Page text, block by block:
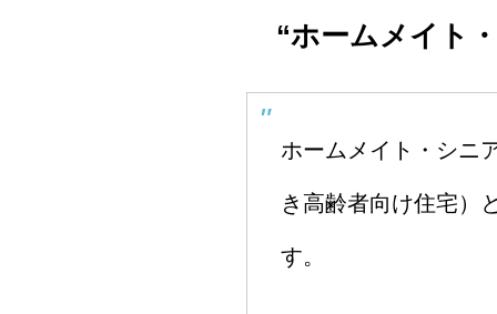
“ホームメイト
ホームメイト・シニ
き高齢者向け住宅）
す。